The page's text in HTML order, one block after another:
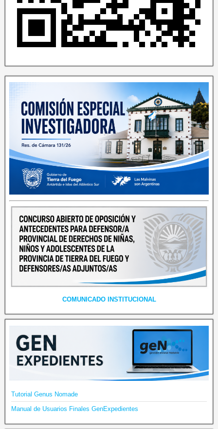
COMUNICADO INSTITUCIONAL
Tutorial Genus Nomade
Manual de Usuarios Finales GenExpedientes